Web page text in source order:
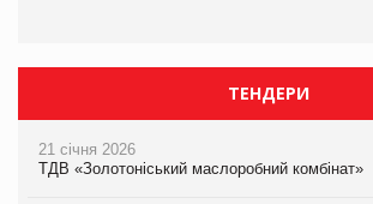
ТЕНДЕРИ
21 січня 2026
ТДВ «Золотоніський маслоробний комбінат»